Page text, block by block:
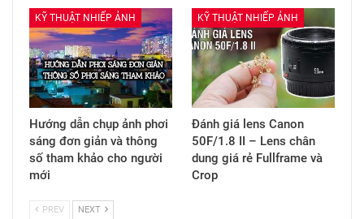
KỸ THUẬT NHIẾP ẢNH
Hướng dẫn chụp ảnh phơi
sáng đơn giản và thông
số tham khảo cho người
mới
KỸ THUẬT NHIẾP ẢNH
Đánh giá lens Canon
50F/1.8 II – Lens chân
dung giá rẻ Fullframe và
Crop
PREV NEXT